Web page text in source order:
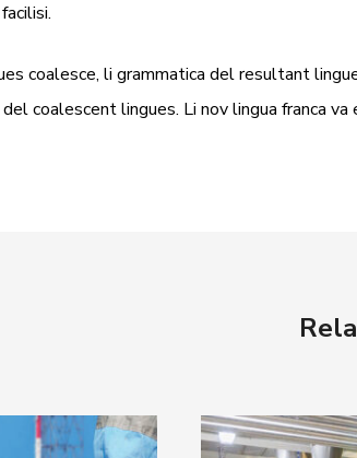
coalesce, li grammatica del resultant
coalescent lingues. Li nov lingua franca va